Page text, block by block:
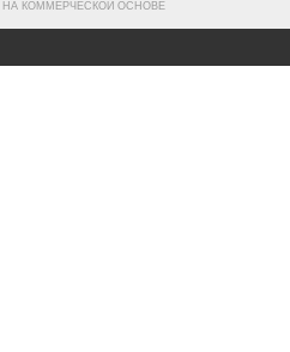
НА КОММЕРЧЕСКОЙ ОСНОВЕ